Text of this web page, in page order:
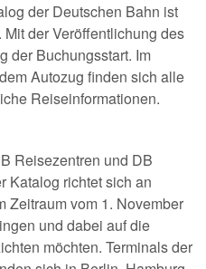
der Deutschen Bahn ist
der Veröffentlichung des
der Buchungsstart. Im
Autozug finden sich alle
Reiseinformationen.
Reisezentren und DB
Katalog richtet sich an
Zeitraum vom 1. November
und dabei auf die
möchten. Terminals der